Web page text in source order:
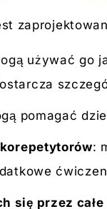
używać go
pomagać
:
się przez